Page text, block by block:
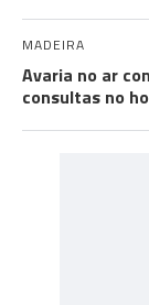
MADEIRA
Avaria no ar
consultas no